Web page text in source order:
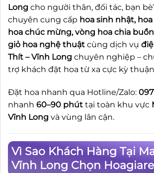
Long cho người thân, đối tác, bạn
chuyên cung cấp hoa sinh nhật,
hoa chúc mừng, vòng hoa chia
giỏ hoa nghệ thuật cùng dịch vụ
Thít – Vĩnh Long chuyên nghiệp –
trợ khách đặt hoa từ xa cực kỳ
Đặt hoa nhanh qua Hotline/Zalo:
nhanh 60–90 phút tại toàn khu vực
Vĩnh Long và vùng lân cận.
Vì Sao Khách Hàng Tại
Vĩnh Long Chọn